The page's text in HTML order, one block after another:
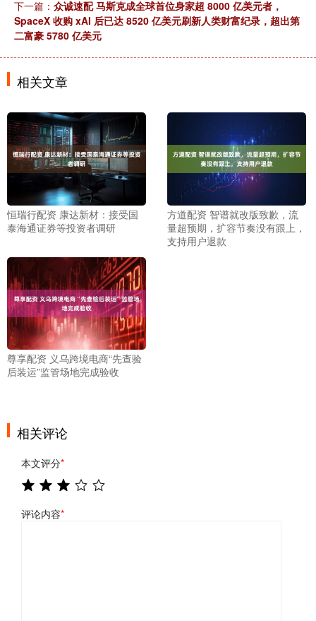
下一篇： 众诚速配 马斯克成全球首位身家超 8000 亿美元者，
SpaceX 收购 xAI 后已达 8520 亿美元刷新人类财富纪录，超出第
二富豪 5780 亿美元
相关文章
恒瑞行配资 康达新材：接受国
泰海通证券等投资者调研
方道配资 智谱就改版致歉，流
量超预期，扩容节奏没有跟上，
支持用户退款
尊享配资 义乌跨境电商“先查验
后装运”监管场地完成验收
相关评论
本文评分*
评论内容*